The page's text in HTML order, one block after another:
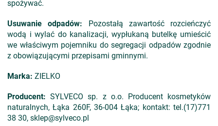
spożywać.
Usuwanie odpadów: Pozostałą zawartość rozcieńczyć
wodą i wylać do kanalizacji, wypłukaną butelkę umieścić
we właściwym pojemniku do segregacji odpadów zgodnie
z obowiązującymi przepisami gminnymi.
Marka: ZIELKO
Producent:SYLVECO sp. z o.o. Producent kosmetyków
naturalnych, Łąka 260F, 36-004 Łąka; kontakt: tel.(17)771
38 30, sklep@sylveco.pl